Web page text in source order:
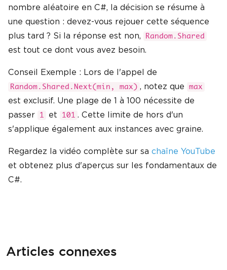
nombre aléatoire en C#, la décision se résume à
une question : devez-vous rejouer cette séquence
plus tard ? Si la réponse est non,
Random.Shared
est tout ce dont vous avez besoin.
Conseil Exemple : Lors de l'appel de
Random.Shared.Next(min, max) , notez que max
est exclusif. Une plage de 1 à 100 nécessite de
passer
1 et 101 . Cette limite de hors d'un
s'applique également aux instances avec graine.
Regardez la vidéo complète sur sa chaîne YouTube
et obtenez plus d'aperçus sur les fondamentaux de
C#.
Articles connexes